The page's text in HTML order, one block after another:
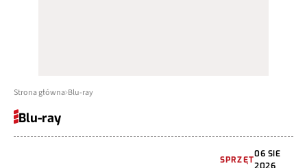
Strona główna Blu-ray
Blu-ray
SPRZĘT
06 SIE